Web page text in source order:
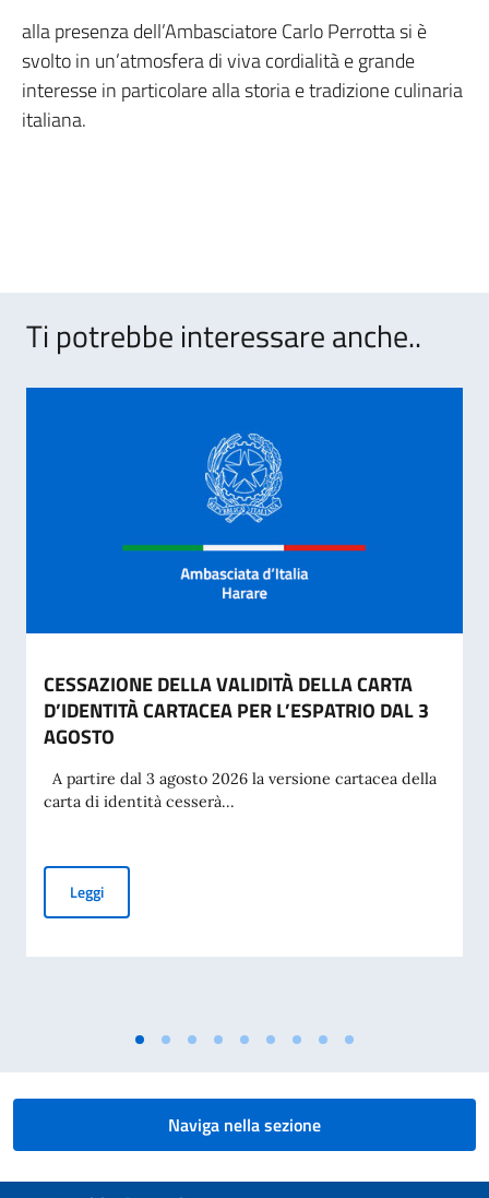
alla presenza dell’Ambasciatore Carlo Perrotta si è
svolto in un’atmosfera di viva cordialità e grande
interesse in particolare alla storia e tradizione culinaria
italiana.
Ti potrebbe interessare anche..
CESSAZIONE DELLA VALIDITÀ DELLA CARTA
D’IDENTITÀ CARTACEA PER L’ESPATRIO DAL 3
AGOSTO
A partire dal 3 agosto 2026 la versione cartacea della
carta di identità cesserà...
LeggiCESSAZIONE DELLA VALIDITÀ DELLA CARTA D’IDENTITÀ
Naviga nella sezione